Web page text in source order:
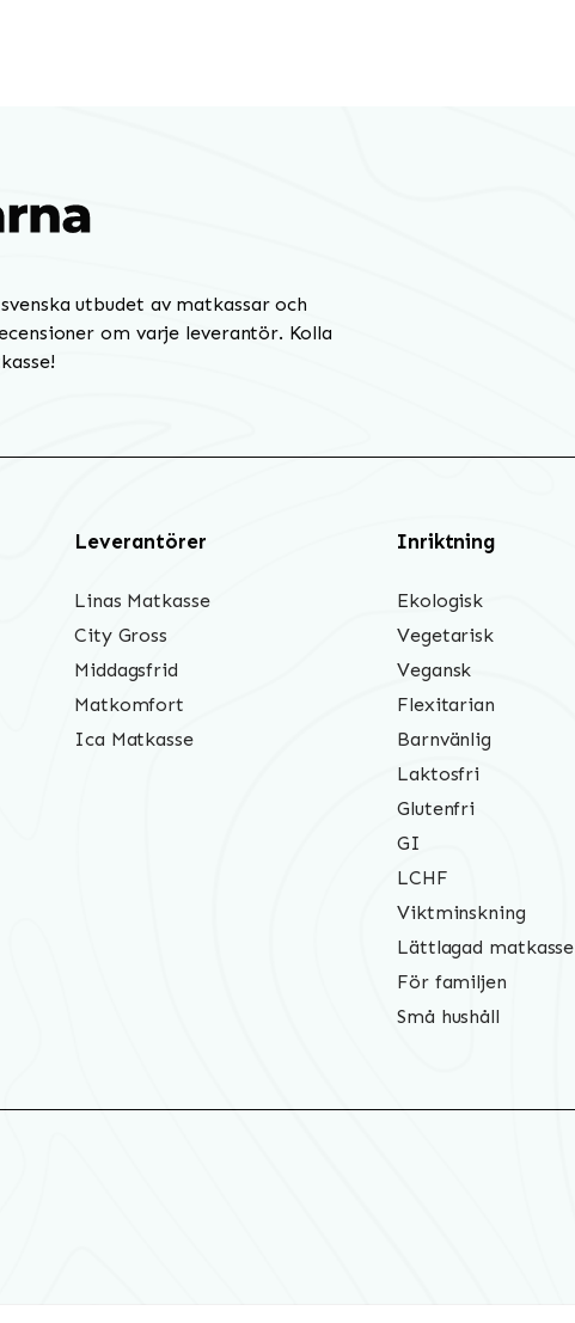
utbudet av matkassar och
om varje leverantör. Kolla
Leverantörer
Linas Matkasse
City Gross
Middagsfrid
Matkomfort
Ica Matkasse
Inriktning
Ekologisk
Vegetarisk
Vegansk
Flexitarian
Barnvänlig
Laktosfri
Glutenfri
GI
LCHF
Viktminskning
Lättlagad matkasse
För familjen
Små hushåll